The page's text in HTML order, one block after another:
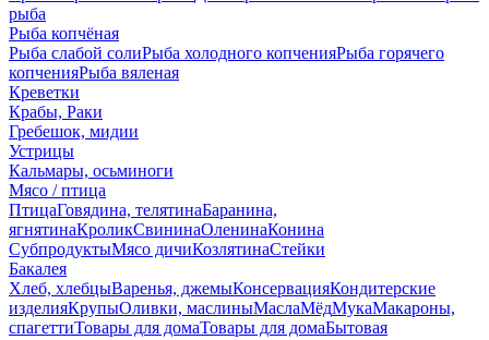
рыба
Рыба копчёная
Рыба слабой солиРыба холодного копченияРыба горячего
копченияРыба вяленая
Креветки
Крабы, Раки
Гребешок, мидии
Устрицы
Кальмары, осьминоги
Мясо / птица
ПтицаГовядина, телятинаБаранина,
ягнятинаКроликСвининаОленинаКонина
СубпродуктыМясо дичиКозлятинаСтейки
Бакалея
Хлеб, хлебцыВаренья, джемыКонсервацияКондитерские
изделияКрупыОливки, маслиныМаслаМёдМукаМакароны,
спагеттиТовары для домаТовары для домаБытовая